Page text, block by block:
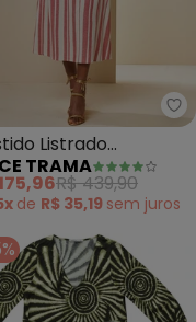
Vestido Longo
Listrado
(Vermelho)
TRAMA
R$ 439,90
de R$ 35,19 sem juros